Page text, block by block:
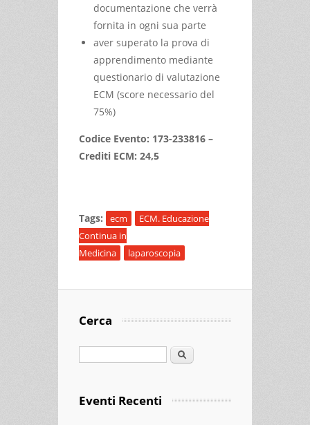
documentazione che verrà
fornita in ogni sua parte
aver superato la prova di
apprendimento mediante
questionario di valutazione
ECM (score necessario del
75%)
Codice Evento: 173-233816 –
Crediti ECM: 24,5
Tags: ecm
ECM. Educazione
Continua in
Medicina
laparoscopia
Cerca
Cerca
Eventi Recenti